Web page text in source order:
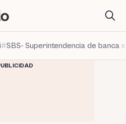
SBS- Superintendencia de banca